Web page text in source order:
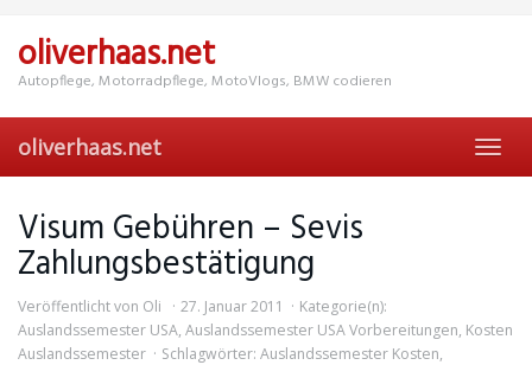
main
content
oliverhaas.net
Autopflege, Motorradpflege, MotoVlogs, BMW codieren
oliverhaas.net
Visum Gebühren – Sevis
Zahlungsbestätigung
Veröffentlicht von Oli 27. Januar 2011
Kategorie(n):
Auslandssemester USA, Auslandssemester USA Vorbereitungen, Kosten
Auslandssemester
Schlagwörter: Auslandssemester Kosten,